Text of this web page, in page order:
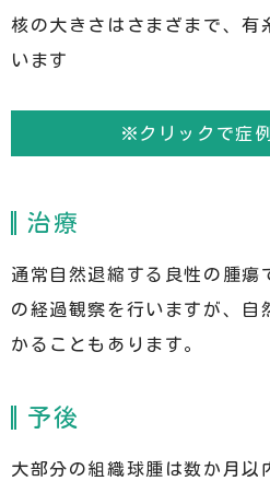
核の大きさはさまざまで、有
います
※クリックで症
治療
通常自然退縮する良性の腫瘍
の経過観察を行いますが、自
かることもあります。
予後
大部分の組織球腫は数か月以